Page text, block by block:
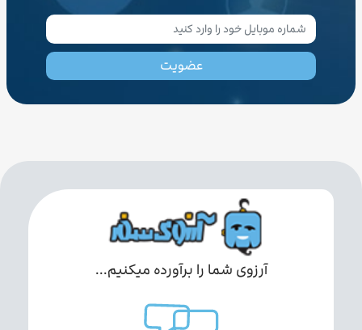
عضویت
آرزوی شما را برآورده میکنیم...